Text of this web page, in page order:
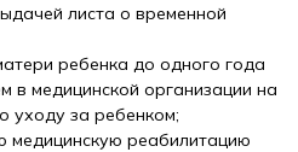
листа о временной
ребенка до одного года
в медицинской организации на
уходу за ребенком;
реабилитацию